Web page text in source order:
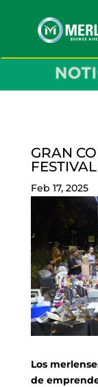
GRAN
Feb 17, 2025
Los
de